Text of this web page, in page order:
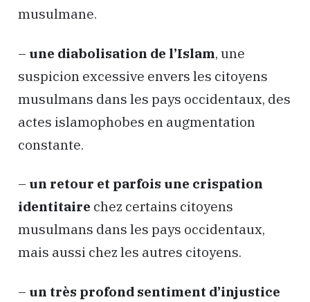
musulmane.
– une diabolisation de l’Islam, une
suspicion excessive envers les citoyens
musulmans dans les pays occidentaux, des
actes islamophobes en augmentation
constante.
– un retour et parfois une crispation
identitaire chez certains citoyens
musulmans dans les pays occidentaux,
mais aussi chez les autres citoyens.
– un très profond sentiment d’injustice